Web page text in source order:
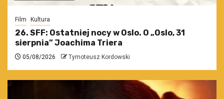
Film Kultura
26. SFF: Ostatniej nocy w Oslo. O „Oslo, 31
sierpnia” Joachima Triera
05/08/2026 Tymoteusz Kordowski